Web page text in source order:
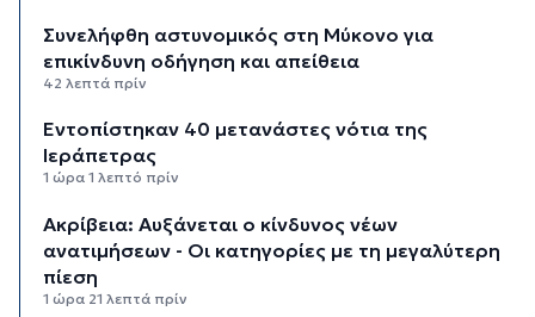
Συνελήφθη αστυνομικός στη Μύκονο για
επικίνδυνη οδήγηση και απείθεια
42 λεπτά πρίν
Εντοπίστηκαν 40 μετανάστες νότια της
Ιεράπετρας
1 ώρα 1 λεπτό πρίν
Ακρίβεια: Αυξάνεται ο κίνδυνος νέων
ανατιμήσεων - Οι κατηγορίες με τη μεγαλύτερη
πίεση
1 ώρα 21 λεπτά πρίν